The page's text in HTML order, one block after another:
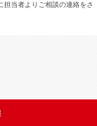
担当者よりご相談の連絡をさ